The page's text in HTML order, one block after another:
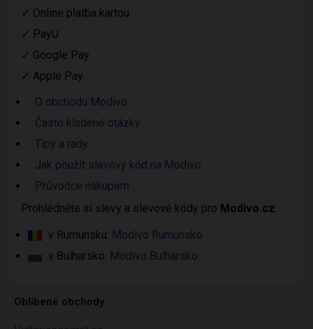
✓ Online platba kartou
✓ PayU
✓ Google Pay
✓ Apple Pay
O obchodu Modivo
Často kladené otázky
Tipy a rady
Jak použít slevový kód na Modivo
Průvodce nákupem
Prohlédněte si slevy a slevové kódy pro Modivo.cz:
v Rumunsku: Modivo Rumunsko
v Bulharsko: Modivo Bulharsko
Oblíbené obchody